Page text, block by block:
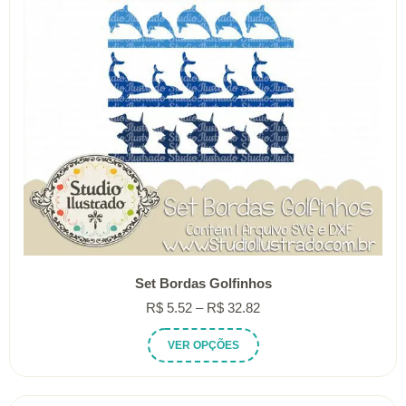
Set Bordas Golfinhos
R$ 5.52 – R$ 32.82Faixa
através
VER OPÇÕES
produto
tem
várias